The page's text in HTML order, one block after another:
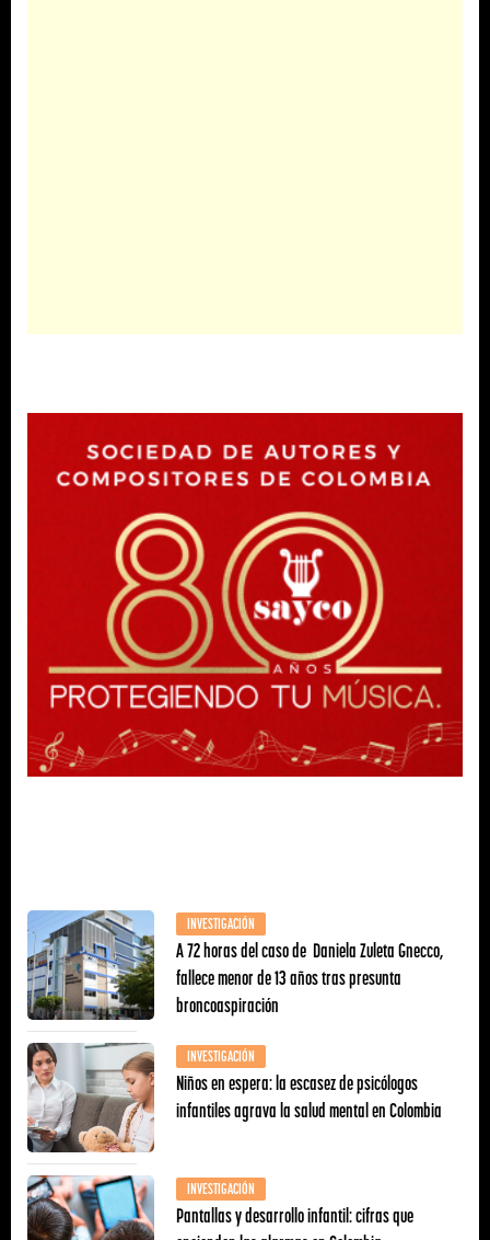
INVESTIGACIÓN
A 72 horas del caso de Daniela Zuleta Gnecco,
fallece menor de 13 años tras presunta
broncoaspiración
INVESTIGACIÓN
Niños en espera: la escasez de psicólogos
infantiles agrava la salud mental en Colombia
INVESTIGACIÓN
Pantallas y desarrollo infantil: cifras que